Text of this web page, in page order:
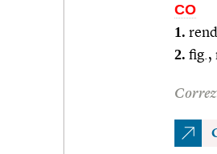
CO
1.
2. fig.,